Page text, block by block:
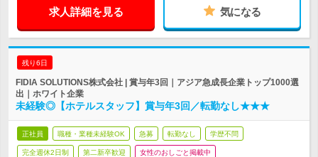
求人詳細を見る 気になる
残り6日
FIDIA SOLUTIONS株式会社 | 賞与年3回｜アジア急成長企業トップ1000選
出｜ホワイト企業
未経験◎【ホテルスタッフ】賞与年3回／転勤なし★★★
正社員 職種・業種未経験OK 急募 転勤なし 学歴不問
完全週休2日制 第二新卒歓迎 女性のおしごと掲載中